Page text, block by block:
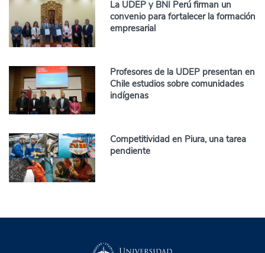
La UDEP y BNI Perú firman un
convenio para fortalecer la formación
empresarial
Profesores de la UDEP presentan en
Chile estudios sobre comunidades
indígenas
Competitividad en Piura, una tarea
pendiente